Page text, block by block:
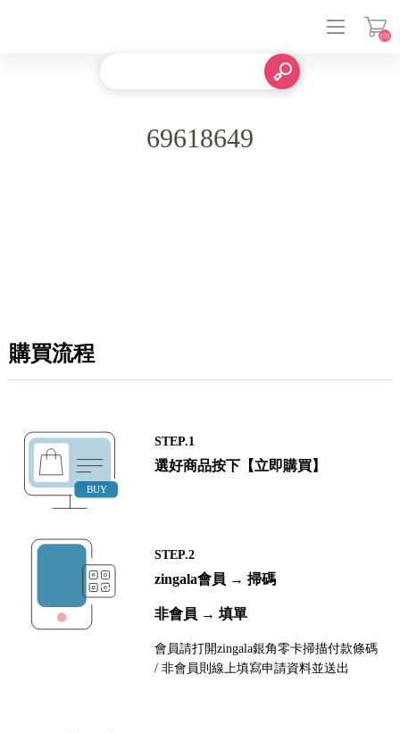
(0)
69618649
購買流程
STEP.1
選好商品按下【立即購買】
STEP.2
zingala會員 → 掃碼
非會員 → 填單
會員請打開zingala銀角零卡掃描付款條碼
/ 非會員則線上填寫申請資料並送出